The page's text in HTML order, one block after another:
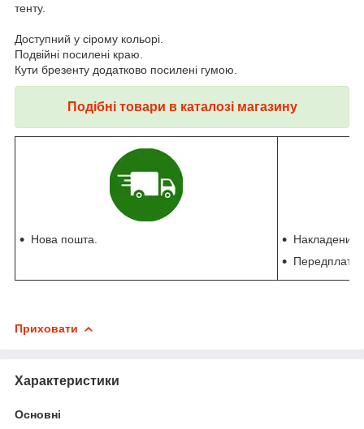
тенту.
Доступний у сірому кольорі.
Подвійні посилені краю.
Кути брезенту додатково посилені гумою.
Подібні товари в каталозі магазину
Нова пошта.
Накладений
Передплата
Приховати
Характеристики
Основні